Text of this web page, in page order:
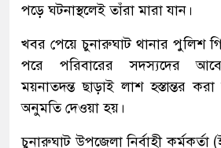
পড়ে ঘটনাস্থলেই তাঁরা মারা যান।
খবর পেয়ে চুনারুঘাট থানার পুলিশ
পরে পরিবারের সদস্যদের
ময়নাতদন্ত ছাড়াই লাশ হস্তান্তর
অনুমতি দেওয়া হয়।
চুনারুঘাট উপজেলা নির্বাহী